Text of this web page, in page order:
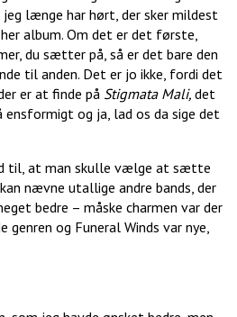
længe har hørt, der sker mildest
album. Om det er det første,
du sætter på, så er det bare den
til anden. Det er jo ikke, fordi det
er at finde på Stigmata Mali, det
ensformigt og ja, lad os da sige det
til, at man skulle vælge at sætte
nævne utallige andre bands, der
bedre – måske charmen var der
genren og Funeral Winds var nye,